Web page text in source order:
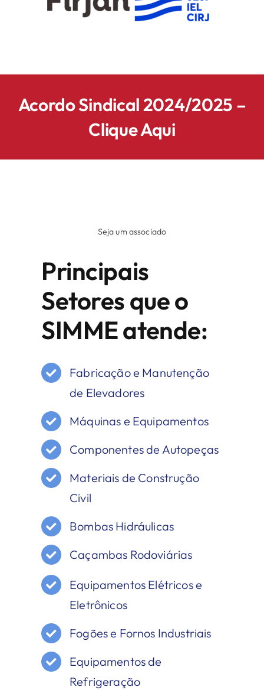
Acordo Sindical 2024/2025 –
Clique Aqui
Seja um associado
Principais
Setores que o
SIMME atende:
Fabricação e Manutenção
de Elevadores
Máquinas e Equipamentos
Componentes de Autopeças
Materiais de Construção
Civil
Bombas Hidráulicas
Caçambas Rodoviárias
Equipamentos Elétricos e
Eletrônicos
Fogões e Fornos Industriais
Equipamentos de
Refrigeração